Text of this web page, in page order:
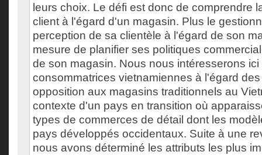
leurs choix. Le défi est donc de comprendre
client à l'égard d'un magasin. Plus le
perception de sa clientèle à l'égard de son
mesure de planifier ses politiques
de son magasin. Nous nous intéresserons
consommatrices vietnamiennes à l'égard
opposition aux magasins traditionnels au
contexte d'un pays en transition où
types de commerces de détail dont les
pays développés occidentaux. Suite à une
nous avons déterminé les attributs les plus